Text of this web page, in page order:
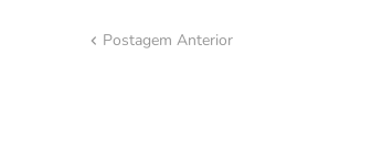
Postagem Anterior